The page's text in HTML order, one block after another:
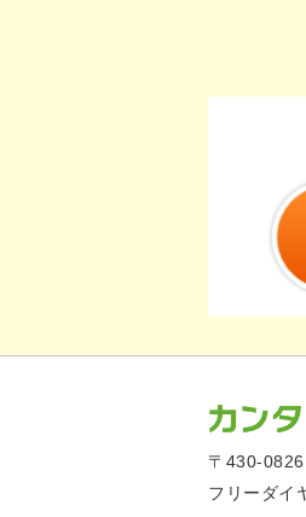
〒430-0826
フリーダイ